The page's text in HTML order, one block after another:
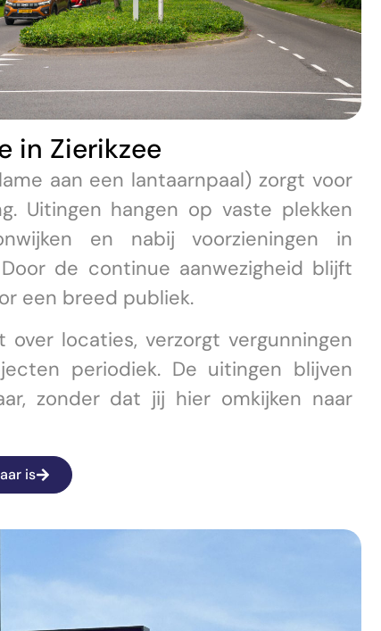
in Zierikzee
aan een lantaarnpaal) zorgt voor
Uitingen hangen op vaste plekken
en nabij voorzieningen in
de continue aanwezigheid blijft
een breed publiek.
over locaties, verzorgt vergunningen
periodiek. De uitingen blijven
zonder dat jij hier omkijken naar
is